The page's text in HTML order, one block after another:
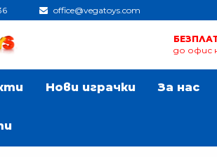
office@vegatoys.com
до офис
Нови играчки За нас